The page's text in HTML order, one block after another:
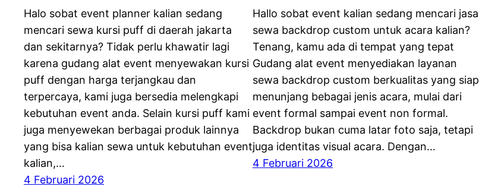
Halo sobat event planner kalian sedang
mencari sewa kursi puff di daerah jakarta
dan sekitarnya? Tidak perlu khawatir lagi
karena gudang alat event menyewakan kursi
puff dengan harga terjangkau dan
terpercaya, kami juga bersedia melengkapi
kebutuhan event anda. Selain kursi puff kami
juga menyewekan berbagai produk lainnya
yang bisa kalian sewa untuk kebutuhan event
kalian,…
4 Februari 2026
Hallo sobat event kalian sedang mencari jasa
sewa backdrop custom untuk acara kalian?
Tenang, kamu ada di tempat yang tepat
Gudang alat event menyediakan layanan
sewa backdrop custom berkualitas yang siap
menunjang bebagai jenis acara, mulai dari
event formal sampai event non formal.
Backdrop bukan cuma latar foto saja, tetapi
juga identitas visual acara. Dengan…
4 Februari 2026